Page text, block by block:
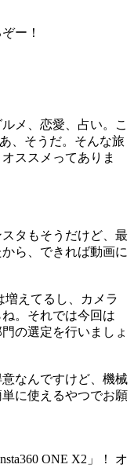
ー！
メ、恋愛、占い。こ
、そうだ。そんな旅
ススメってありま
タもそうだけど、最
ら、できれば動画に
えてるし、カメラ
。それでは今回は
の選定を行いましょ
なんですけど、機械
に使えるやつでお願
ONE X2」！ オ